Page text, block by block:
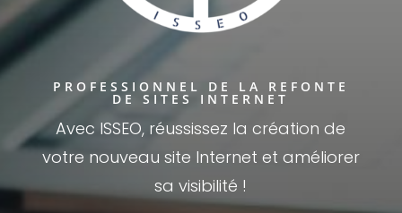
PROFESSIONNEL DE LA REFONTE
DE SITES INTERNET
Avec ISSEO, réussissez la création de
votre nouveau site Internet et améliorer
sa visibilité !